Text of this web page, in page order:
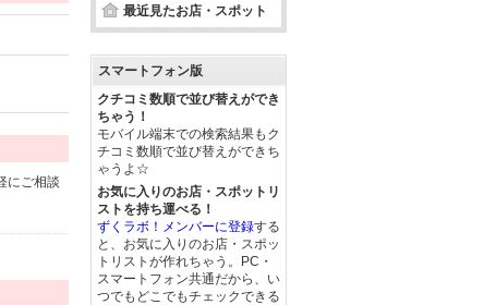
にご相談
最近見たお店・スポット
スマートフォン版
クチコミ数順で並び替えができ
ちゃう！
モバイル端末での検索結果もク
チコミ数順で並び替えができち
ゃうよ☆
お気に入りのお店・スポットリ
ストを持ち運べる！
ずくラボ！メンバーに登録する
と、お気に入りのお店・スポッ
トリストが作れちゃう。PC・
スマートフォン共通だから、い
つでもどこでもチェックできる